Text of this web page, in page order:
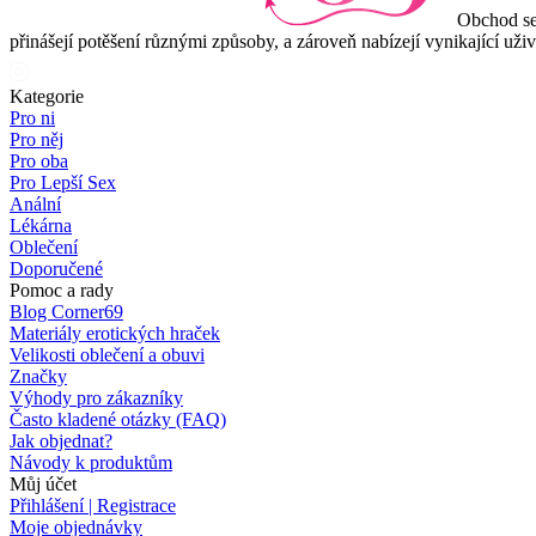
Obchod
přinášejí potěšení různými způsoby, a zároveň nabízejí vynikající
Kategorie
Pro ni
Pro něj
Pro oba
Pro Lepší Sex
Anální
Lékárna
Oblečení
Doporučené
Pomoc a rady
Blog Corner69
Materiály erotických hraček
Velikosti oblečení a obuvi
Značky
Výhody pro zákazníky
Často kladené otázky (FAQ)
Jak objednat?
Návody k produktům
Můj účet
Přihlášení | Registrace
Moje objednávky